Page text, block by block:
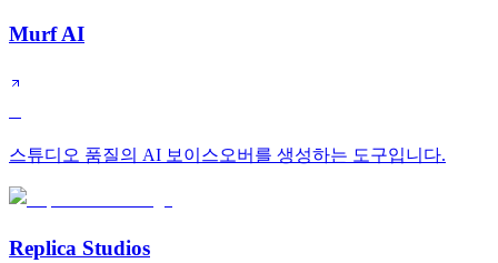
Murf AI
스튜디오 품질의 AI 보이스오버를 생성하는 도구입니다.
Replica Studios